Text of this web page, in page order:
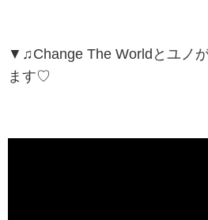
▼♫ Change The Worldと ユノ
ます♡